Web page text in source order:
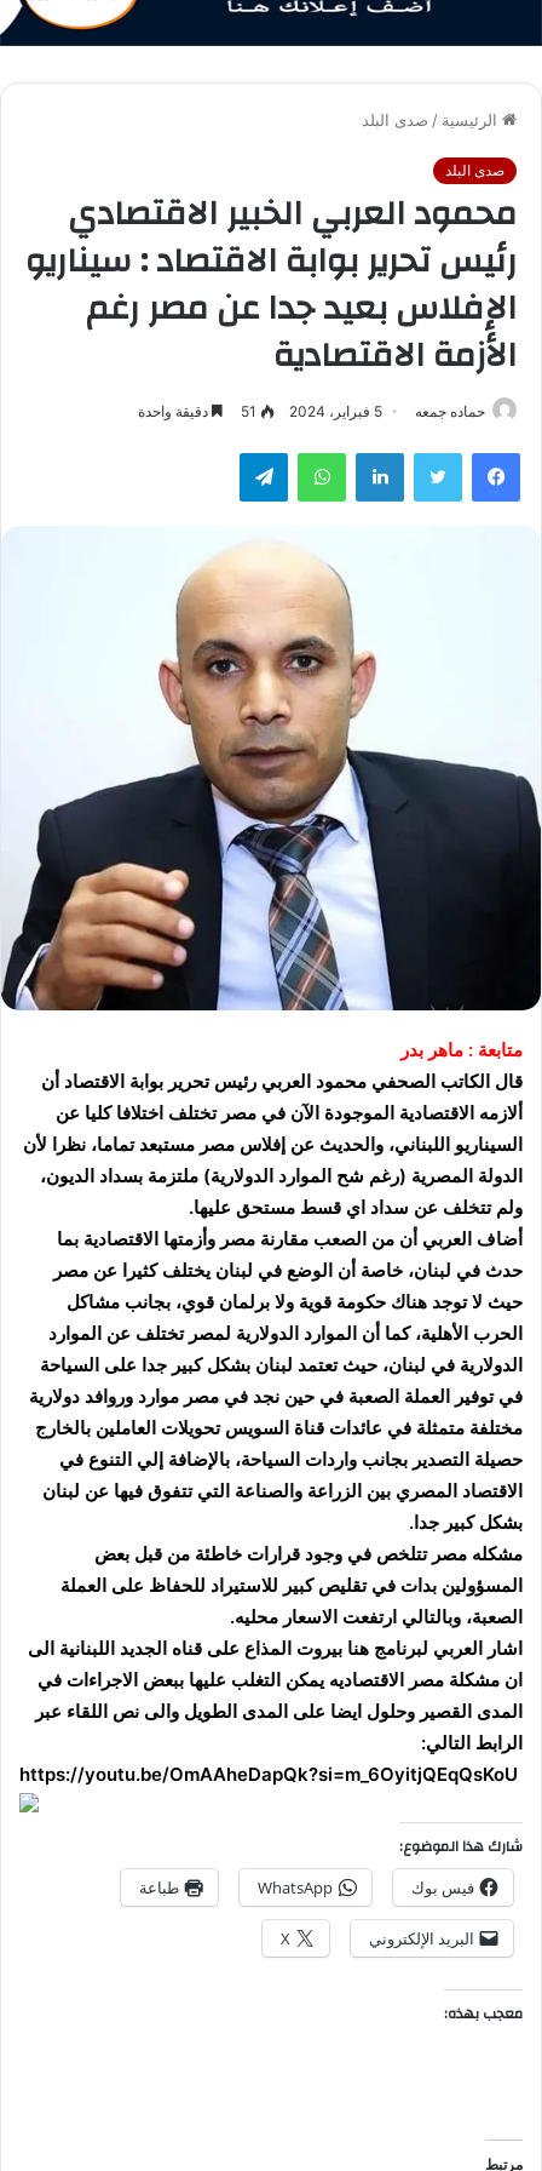
الرئيسية / صدى البلد
صدى البلد
محمود العربي الخبير الاقتصادي
رئيس تحرير بوابة الاقتصاد : سيناريو
الإفلاس بعيد جدا عن مصر رغم
الأزمة الاقتصادية
حماده جمعه 5 فبراير، 2024 51 دقيقة واحدة
فيسبوك تويتر لينكدإن واتساب تيلقرام
متابعة : ماهر بدر
قال الكاتب الصحفي محمود العربي رئيس تحرير بوابة الاقتصاد أن
ألازمه الاقتصادية الموجودة الآن في مصر تختلف اختلافا كليا عن
السيناريو اللبناني، والحديث عن إفلاس مصر مستبعد تماما، نظرا لأن
الدولة المصرية (رغم شح الموارد الدولارية) ملتزمة بسداد الديون،
ولم تتخلف عن سداد اي قسط مستحق عليها.
أضاف العربي أن من الصعب مقارنة مصر وأزمتها الاقتصادية بما
حدث في لبنان، خاصة أن الوضع في لبنان يختلف كثيرا عن مصر
حيث لا توجد هناك حكومة قوية ولا برلمان قوي، بجانب مشاكل
الحرب الأهلية، كما أن الموارد الدولارية لمصر تختلف عن الموارد
الدولارية في لبنان، حيث تعتمد لبنان بشكل كبير جدا على السياحة
في توفير العملة الصعبة في حين نجد في مصر موارد وروافد دولارية
مختلفة متمثلة في عائدات قناة السويس تحويلات العاملين بالخارج
حصيلة التصدير بجانب واردات السياحة، بالإضافة إلي التنوع في
الاقتصاد المصري بين الزراعة والصناعة التي تتفوق فيها عن لبنان
بشكل كبير جدا.
مشكله مصر تتلخص في وجود قرارات خاطئة من قبل بعض
المسؤولين بدات في تقليص كبير للاستيراد للحفاظ على العملة
الصعبة، وبالتالي ارتفعت الاسعار محليه.
اشار العربي لبرنامج هنا بيروت المذاع على قناه الجديد اللبنانية الى
ان مشكلة مصر الاقتصاديه يمكن التغلب عليها ببعض الاجراءات في
المدى القصير وحلول ايضا على المدى الطويل والى نص اللقاء عبر
الرابط التالي:
https://youtu.be/OmAAheDapQk?si=m_6OyitjQEqQsKoU
شارك هذا الموضوع:
فيس بوك WhatsApp طباعة
البريد الإلكتروني X
معجب بهذه:
مرتبط